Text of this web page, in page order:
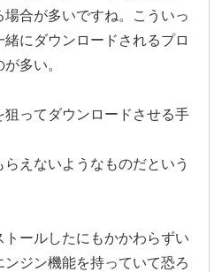
合が多いですね。こういっ
にダウンロードされるプロ
多い。
ってダウンロードさせる手
えないようなものだという
ールしたにもかかわらずい
ジン機能を持っていて恐ろ